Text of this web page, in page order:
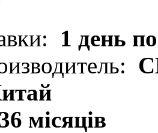
1 день
місяців